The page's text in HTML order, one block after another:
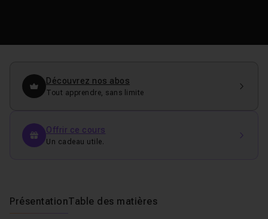
Découvrez nos abos
Tout apprendre, sans limite
Offrir ce cours
Un cadeau utile.
PrésentationTable des matières